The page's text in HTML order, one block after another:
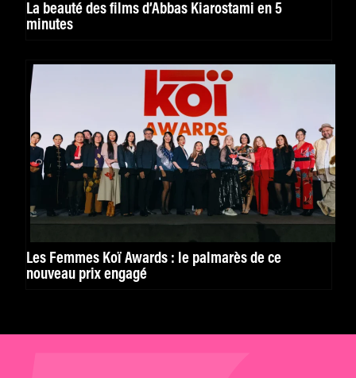
La beauté des films d’Abbas Kiarostami en 5
minutes
Les Femmes Koï Awards : le palmarès de ce
nouveau prix engagé